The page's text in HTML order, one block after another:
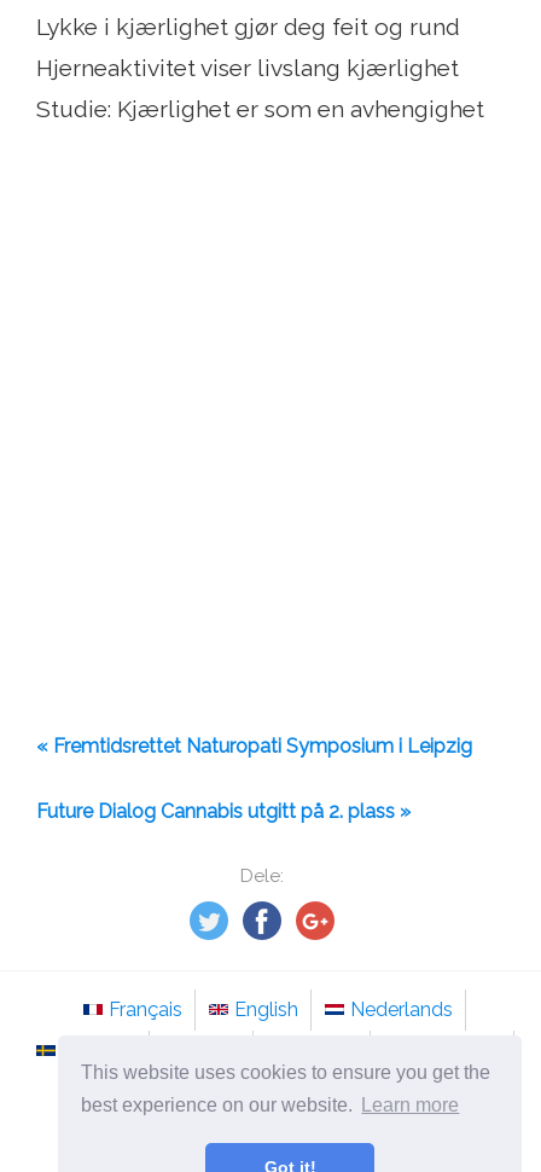
This website uses cookies to ensure you get the
best experience on our website.
Learn more
Got it!
Dele:
Lykke i kjærlighet gjør deg feit og rund
Hjerneaktivitet viser livslang kjærlighet
Studie: Kjærlighet er som en avhengighet
« Fremtidsrettet Naturopati Symposium i Leipzig
Future Dialog Cannabis utgitt på 2. plass »
Français English
Nederlands
Românesc
no.tso-stockholm.com